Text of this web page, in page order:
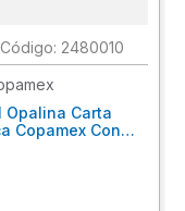
: 2480010
Opalina Carta
Copamex Con